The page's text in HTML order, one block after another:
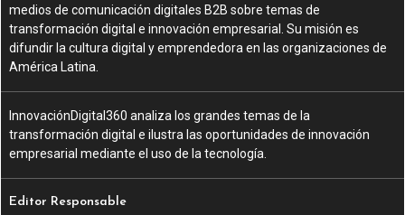
medios de comunicación digitales B2B sobre temas de
transformación digital e innovación empresarial. Su misión es
difundir la cultura digital y emprendedora en las organizaciones de
América Latina.
InnovaciónDigital360 analiza los grandes temas de la
transformación digital e ilustra las oportunidades de innovación
empresarial mediante el uso de la tecnología.
Editor Responsable